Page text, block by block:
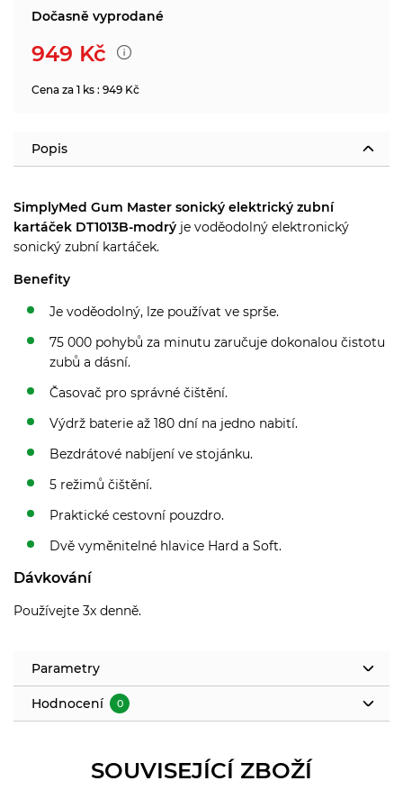
Dočasně vyprodané
949 Kč
Cena za 1 ks : 949 Kč
Popis
SimplyMed Gum Master sonický elektrický zubní
kartáček DT1013B-modrý je voděodolný elektronický
sonický zubní kartáček.
Benefity
Je voděodolný, lze používat ve sprše.
75 000 pohybů za minutu zaručuje dokonalou čistotu
zubů a dásní.
Časovač pro správné čištění.
Výdrž baterie až 180 dní na jedno nabití.
Bezdrátové nabíjení ve stojánku.
5 režimů čištění.
Praktické cestovní pouzdro.
Dvě vyměnitelné hlavice Hard a Soft.
Dávkování
Používejte 3x denně.
Parametry
Hodnocení 0
SOUVISEJÍCÍ ZBOŽÍ